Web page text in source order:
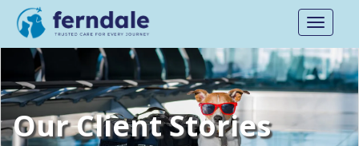
Toggle
Our Client Stories